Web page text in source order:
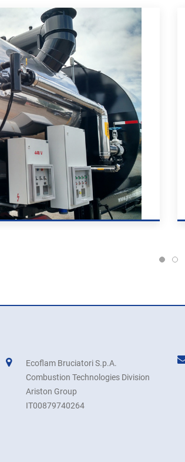
Ecoflam Bruciatori S.p.A.
Combustion Technologies Division
Ariston Group
IT00879740264